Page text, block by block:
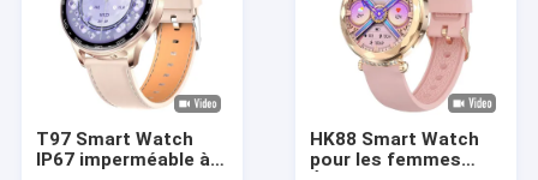
T97 Smart Watch
IP67 imperméable à
HK88 Smart Watch
pour les femmes